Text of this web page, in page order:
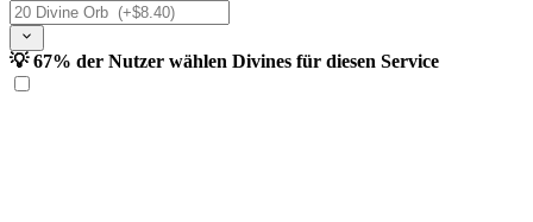
💡 67% der Nutzer wählen Divines für diesen Service